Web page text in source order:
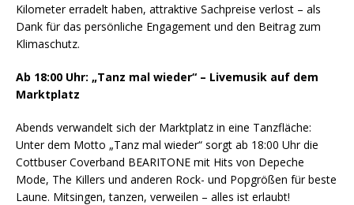
Kilometer erradelt haben, attraktive Sachpreise verlost – als
Dank für das persönliche Engagement und den Beitrag zum
Klimaschutz.
Ab 18:00 Uhr: „Tanz mal wieder“ – Livemusik auf dem
Marktplatz
Abends verwandelt sich der Marktplatz in eine Tanzfläche:
Unter dem Motto „Tanz mal wieder“ sorgt ab 18:00 Uhr die
Cottbuser Coverband BEARITONE mit Hits von Depeche
Mode, The Killers und anderen Rock- und Popgrößen für beste
Laune. Mitsingen, tanzen, verweilen – alles ist erlaubt!